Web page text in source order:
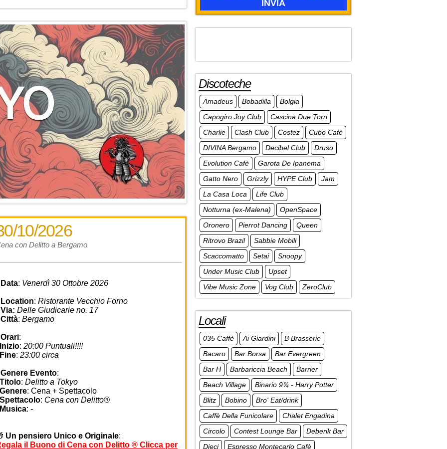
10/2026
con Delitto a Bergamo
Data: Venerdì 30 Ottobre 2026
Location: Ristorante Vecchio Forno
Via: Delle Giudicarie no. 17
Città: Bergamo
Orari:
Inizio: 20:00 Puntuali!!!!
Fine: 23:00 circa
Genere Evento:
Titolo: Delitto a Tokyo
Genere: Cena + Spettacolo
Spettacolo: Cena con Delitto®
Musica: -
Un pensiero Unico e Originale:
il Buono di Cena con Delitto ® Clicca per
Discoteche
Amadeus Bobadilla
Bolgia
Capogiro Joy Club
Cascina Due Torri
Charlie
Clash Club Costez
Cubo Cafè
DIVINA Bergamo
Decibel Club
Druso
Evolution Cafè
Garota De Ipanema
Gatto Nero
Grizzly HYPE Club
Jam
La Casa Loca
Life Club
Notturna (ex-Malena)
OpenSpace
Oronero
Pierrot Dancing
Queen
Ritrovo Brazil
Sabbie Mobili
Scaccomatto
Setai
Snoopy
Under Music Club
Upset
Vibe Music Zone
Vog Club ZeroClub
Locali
035 Caffè Ai Giardini
B Brasserie
Bacaro
Bar Borsa
Bar Evergreen
Bar H
Barbariccia Beach
Barrier
Beach Village
Binario 9¾ - Harry Potter
Blitz
Bobino
Bro' Eat/drink
Caffè Della Funicolare
Chalet Engadina
Circolo
Contest Lounge Bar
Deberik Bar
Dieci
Espresso Montecarlo Cafè